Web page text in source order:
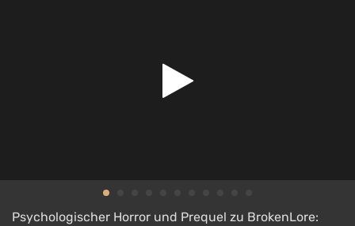
Psychologischer Horror und Prequel zu BrokenLore: